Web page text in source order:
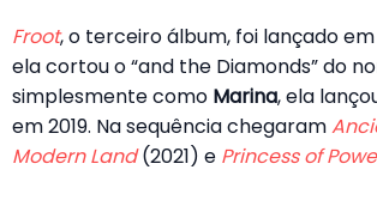
Froot, o terceiro álbum, foi lançado em
ela cortou o “and the Diamonds” do
simplesmente como Marina, ela
em 2019. Na sequência chegaram
Modern Land(2021) e Princess of